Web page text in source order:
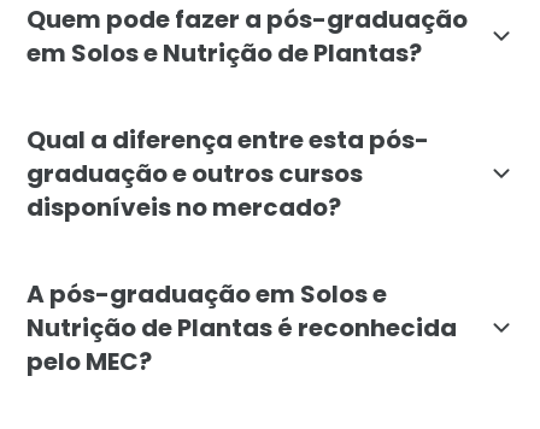
Quem pode fazer a pós-graduação
em Solos e Nutrição de Plantas?
Qual a diferença entre esta pós-
graduação e outros cursos
disponíveis no mercado?
A pós-graduação em Solos e
Nutrição de Plantas é reconhecida
pelo MEC?